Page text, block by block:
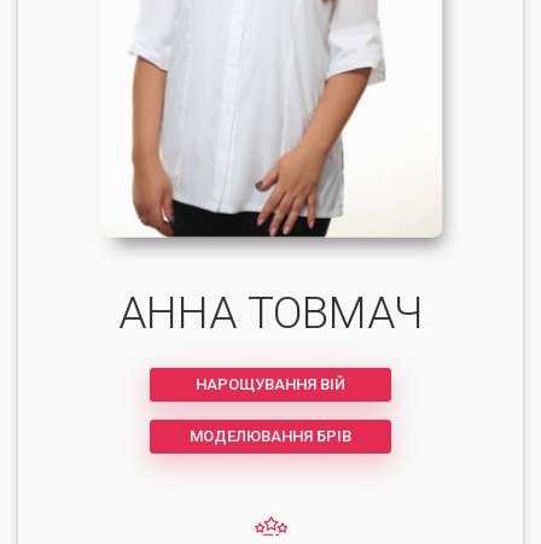
АННА ТОВМАЧ
НАРОЩУВАННЯ ВІЙ
МОДЕЛЮВАННЯ БРІВ